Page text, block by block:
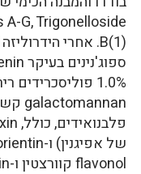
G, Trigonelloside